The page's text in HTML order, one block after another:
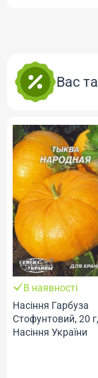
Вас
В наявності
Насіння Гарбуза
Стофунтовий, 20
Насіння України